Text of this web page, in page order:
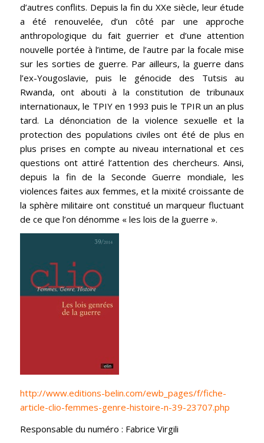
d’autres conflits. Depuis la fin du XXe siècle, leur étude
a été renouvelée, d’un côté par une approche
anthropologique du fait guerrier et d’une attention
nouvelle portée à l’intime, de l’autre par la focale mise
sur les sorties de guerre. Par ailleurs, la guerre dans
l’ex-Yougoslavie, puis le génocide des Tutsis au
Rwanda, ont abouti à la constitution de tribunaux
internationaux, le TPIY en 1993 puis le TPIR un an plus
tard. La dénonciation de la violence sexuelle et la
protection des populations civiles ont été de plus en
plus prises en compte au niveau international et ces
questions ont attiré l’attention des chercheurs. Ainsi,
depuis la fin de la Seconde Guerre mondiale, les
violences faites aux femmes, et la mixité croissante de
la sphère militaire ont constitué un marqueur fluctuant
de ce que l’on dénomme « les lois de la guerre ».
http://www.editions-belin.com/ewb_pages/f/fiche-
article-clio-femmes-genre-histoire-n-39-23707.php
Responsable du numéro : Fabrice Virgili